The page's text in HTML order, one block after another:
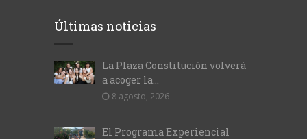
Últimas noticias
La Plaza Constitución volverá
a acoger la...
8 agosto, 2026
El Programa Experiencial